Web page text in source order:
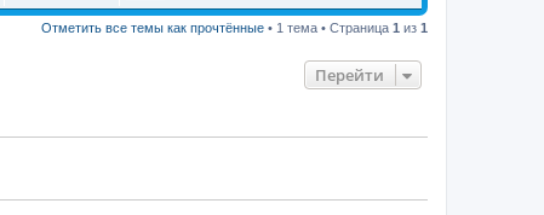
Отметить все темы как прочтённые • 1 тема • Страница 1 из 1
Перейти